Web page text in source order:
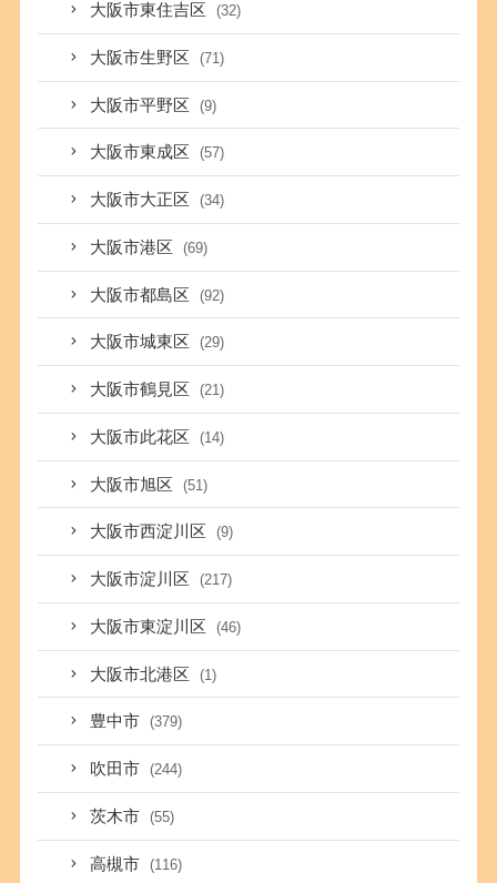
大阪市東住吉区 (32)
大阪市生野区 (71)
大阪市平野区 (9)
大阪市東成区 (57)
大阪市大正区 (34)
大阪市港区 (69)
大阪市都島区 (92)
大阪市城東区 (29)
大阪市鶴見区 (21)
大阪市此花区 (14)
大阪市旭区 (51)
大阪市西淀川区 (9)
大阪市淀川区 (217)
大阪市東淀川区 (46)
大阪市北港区 (1)
豊中市 (379)
吹田市 (244)
茨木市 (55)
高槻市 (116)